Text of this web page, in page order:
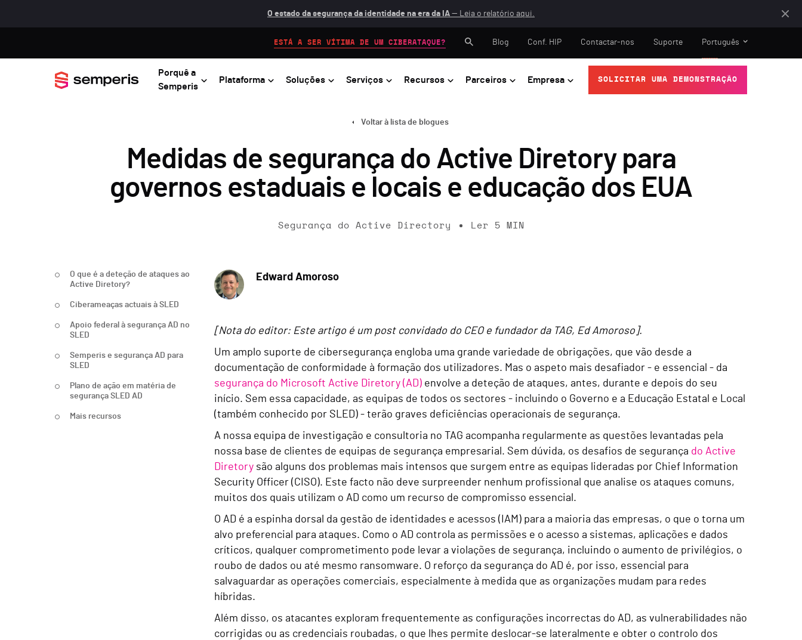
O estado da segurança da identidade na era da IA — Leia o relatório aqui.
Porquê a
Semperis
Plataforma Soluções Serviços Recursos Parceiros Empresa SOLICITAR UMA DEMONSTRAÇÃO
ESTÁ A SER VÍTIMA DE UM CIBERATAQUE? Blog Conf. HIP Contactar-nos Suporte Português
Voltar à lista de blogues
Medidas de segurança do Active Diretory para
governos estaduais e locais e educação dos EUA
Segurança do Active Directory Ler 5 MIN
O que é a deteção de ataques ao
Active Diretory?
Ciberameaças actuais à SLED
Apoio federal à segurança AD no
SLED
Semperis e segurança AD para
SLED
Plano de ação em matéria de
segurança SLED AD
Mais recursos
Edward Amoroso
[Nota do editor: Este artigo é um post convidado do CEO e fundador da TAG, Ed Amoroso].
Um amplo suporte de cibersegurança engloba uma grande variedade de obrigações, que vão desde a
documentação de conformidade à formação dos utilizadores. Mas o aspeto mais desafiador - e essencial - da
segurança do Microsoft Active Diretory (AD) envolve a deteção de ataques, antes, durante e depois do seu
início. Sem essa capacidade, as equipas de todos os sectores - incluindo o Governo e a Educação Estatal e Local
(também conhecido por SLED) - terão graves deficiências operacionais de segurança.
A nossa equipa de investigação e consultoria no TAG acompanha regularmente as questões levantadas pela
nossa base de clientes de equipas de segurança empresarial. Sem dúvida, os desafios de segurança do Active
Diretory são alguns dos problemas mais intensos que surgem entre as equipas lideradas por Chief Information
Security Officer (CISO). Este facto não deve surpreender nenhum profissional que analise os ataques comuns,
muitos dos quais utilizam o AD como um recurso de compromisso essencial.
O AD é a espinha dorsal da gestão de identidades e acessos (IAM) para a maioria das empresas, o que o torna um
alvo preferencial para ataques. Como o AD controla as permissões e o acesso a sistemas, aplicações e dados
críticos, qualquer comprometimento pode levar a violações de segurança, incluindo o aumento de privilégios, o
roubo de dados ou até mesmo ransomware. O reforço da segurança do AD é, por isso, essencial para
salvaguardar as operações comerciais, especialmente à medida que as organizações mudam para redes
híbridas.
Além disso, os atacantes exploram frequentemente as configurações incorrectas do AD, as vulnerabilidades não
corrigidas ou as credenciais roubadas, o que lhes permite deslocar-se lateralmente e obter o controlo dos